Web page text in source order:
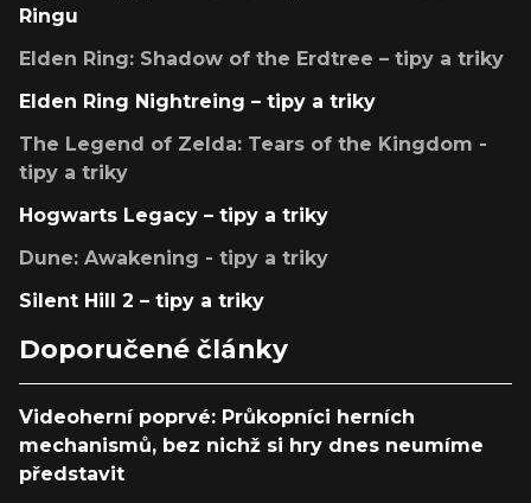
Ringu
Elden Ring: Shadow of the Erdtree – tipy a triky
Elden Ring Nightreing – tipy a triky
The Legend of Zelda: Tears of the Kingdom -
tipy a triky
Hogwarts Legacy – tipy a triky
Dune: Awakening - tipy a triky
Silent Hill 2 – tipy a triky
Doporučené články
Videoherní poprvé: Průkopníci herních
mechanismů, bez nichž si hry dnes neumíme
představit